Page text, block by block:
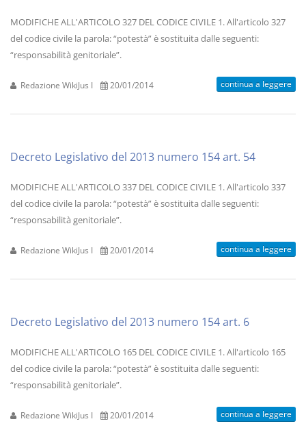
MODIFICHE ALL'ARTICOLO 327 DEL CODICE CIVILE 1. All'articolo 327
del codice civile la parola: “potestà” è sostituita dalle seguenti:
“responsabilità genitoriale”.
Redazione WikiJus I 20/01/2014 continua a leggere
Decreto Legislativo del 2013 numero 154 art. 54
MODIFICHE ALL'ARTICOLO 337 DEL CODICE CIVILE 1. All'articolo 337
del codice civile la parola: “potestà” è sostituita dalle seguenti:
“responsabilità genitoriale”.
Redazione WikiJus I 20/01/2014 continua a leggere
Decreto Legislativo del 2013 numero 154 art. 6
MODIFICHE ALL'ARTICOLO 165 DEL CODICE CIVILE 1. All'articolo 165
del codice civile la parola: “potestà” è sostituita dalle seguenti:
“responsabilità genitoriale”.
Redazione WikiJus I 20/01/2014 continua a leggere